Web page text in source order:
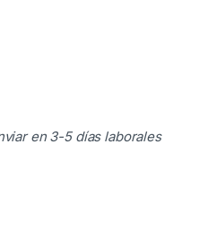
en 3-5 días laborales